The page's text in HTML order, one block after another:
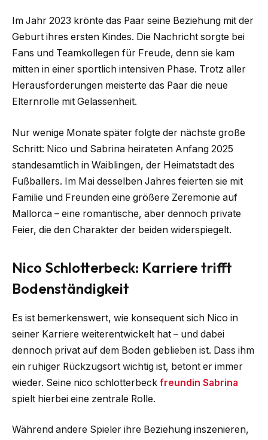
Im Jahr 2023 krönte das Paar seine Beziehung mit der
Geburt ihres ersten Kindes. Die Nachricht sorgte bei
Fans und Teamkollegen für Freude, denn sie kam
mitten in einer sportlich intensiven Phase. Trotz aller
Herausforderungen meisterte das Paar die neue
Elternrolle mit Gelassenheit.
Nur wenige Monate später folgte der nächste große
Schritt: Nico und Sabrina heirateten Anfang 2025
standesamtlich in Waiblingen, der Heimatstadt des
Fußballers. Im Mai desselben Jahres feierten sie mit
Familie und Freunden eine größere Zeremonie auf
Mallorca – eine romantische, aber dennoch private
Feier, die den Charakter der beiden widerspiegelt.
Nico Schlotterbeck: Karriere trifft
Bodenständigkeit
Es ist bemerkenswert, wie konsequent sich Nico in
seiner Karriere weiterentwickelt hat – und dabei
dennoch privat auf dem Boden geblieben ist. Dass ihm
ein ruhiger Rückzugsort wichtig ist, betont er immer
wieder. Seine nico schlotterbeck freundin Sabrina
spielt hierbei eine zentrale Rolle.
Während andere Spieler ihre Beziehung inszenieren,